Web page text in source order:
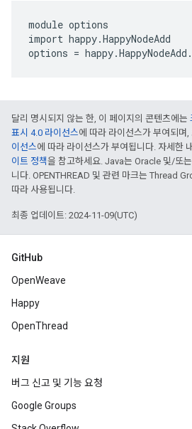
module options
import happy.HappyNodeAdd
options =
달리 명시되지 않는 한, 이 페이지의 콘텐츠에는
표시 4.0 라이선스에 따라 라이선스가 부여되며,
이선스에 따라 라이선스가 부여됩니다. 자세한
이트 정책을 참고하세요. Java는 Oracle 및/또
니다. OPENTHREAD 및 관련 마크는 Thread
따라 사용됩니다.
최종 업데이트: 2024-11-09(UTC)
GitHub
OpenWeave
Happy
OpenThread
지원
버그 신고 및 기능 요청
Google Groups